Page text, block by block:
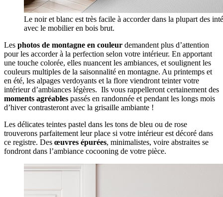
Le noir et blanc est très facile à accorder dans la plupart des
avec le mobilier en bois brut.
Les photos de montagne en couleur demandent plus d’attention
pour les accorder à la perfection selon votre intérieur. En apportant
une touche colorée, elles nuancent les ambiances, et soulignent les
couleurs multiples de la saisonnalité en montagne. Au printemps et
en été, les alpages verdoyants et la flore viendront teinter votre
intérieur d’ambiances légères. Ils vous rappelleront certainement des
moments agréables passés en randonnée et pendant les longs mois
d’hiver contrasteront avec la grisaille ambiante !
Les délicates teintes pastel dans les tons de bleu ou de rose
trouverons parfaitement leur place si votre intérieur est décoré dans
ce registre. Des œuvres épurées, minimalistes, voire abstraites se
fondront dans l’ambiance cocooning de votre pièce.